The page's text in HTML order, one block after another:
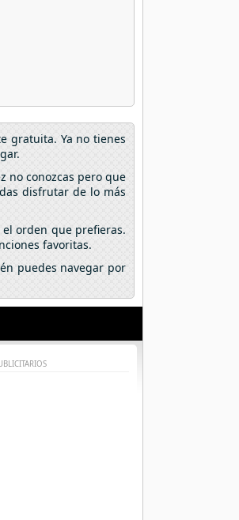
gratuita. Ya no tienes
no conozcas pero que
disfrutar de lo más
orden que prefieras.
favoritas.
puedes navegar por